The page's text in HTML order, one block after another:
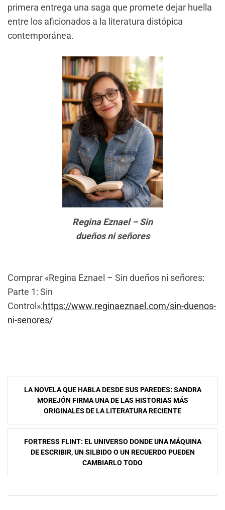
primera entrega una saga que promete dejar huella
entre los aficionados a la literatura distópica
contemporánea.
Regina Eznael – Sin
dueños ni señores
Comprar «Regina Eznael – Sin dueños ni señores:
Parte 1: Sin
Control»:https://www.reginaeznael.com/sin-duenos-
ni-senores/
Navegación
entradas
LA NOVELA QUE HABLA DESDE SUS PAREDES: SANDRA
MOREJÓN FIRMA UNA DE LAS HISTORIAS MÁS
ORIGINALES DE LA LITERATURA RECIENTE
FORTRESS FLINT: EL UNIVERSO DONDE UNA MÁQUINA
DE ESCRIBIR, UN SILBIDO O UN RECUERDO PUEDEN
CAMBIARLO TODO